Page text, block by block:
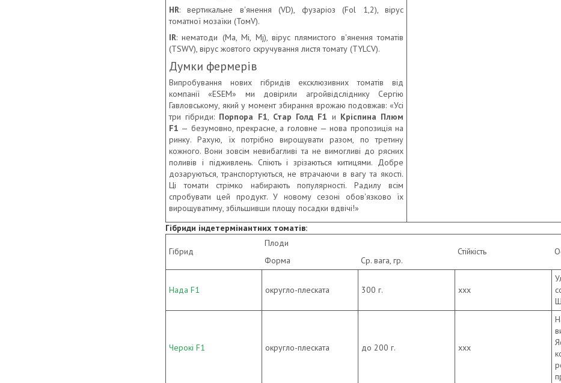
HR: вертикальне в'янення (VD), фузаріоз (Fol 1,2), вірус
томатної мозаїки (ТомV).
IR: нематоди (Ма, Mi, Mj), вірус плямистого в'янення томатів
(TSWV), вірус жовтого скручування листя томату (TYLCV).
Думки фермерів
Випробування нових гібридів ексклюзивних томатів від
компанії «ESEM» ми довірили агройвідсліднику Сергію
Гавловському, який у момент збирання врожаю подовжав: «Усі
три гібриди: Порпора F1, Стар Голд F1 и Кріспина Плюм
F1 — безумовно, прекрасне, а головне — нова пропозиція на
ринку. Рахую, їх потрібно вирощувати разом, по третину
кожного. Вони зовсім невибагливі та не вимогливі до рясних
поливів і підживлень. Спіють і зрізаються китицями. Добре
дозаруються, транспортуються, не втрачаючи в вагу та якості.
Ці томати стрімко набирають популярності. Радилу всім
спробувати цей продукт. У новому сезоні обов'язково їх
вирощуватиму, збільшивши площу посадки вдвічі!»
Гібриди індетермінантних томатів:
Гібрид
Плоди
Стійкість
Форма
Cр. вага, гр.
Нада F1 округло-плеската 300 г. ххх
Черокі F1 округло-плеската до 200 г. ххх